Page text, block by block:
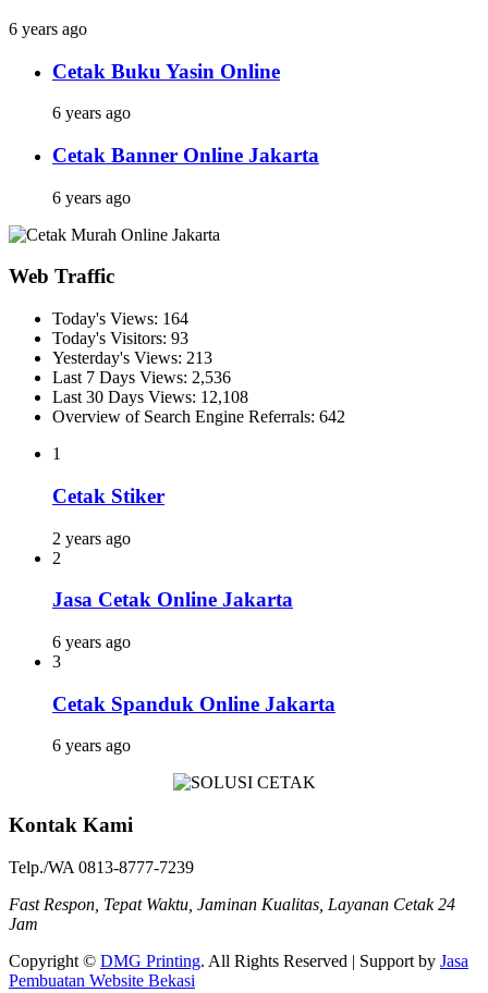
6 years ago
Cetak Buku Yasin Online
6 years ago
Cetak Banner Online Jakarta
6 years ago
Web Traffic
Today's Views: 164
Today's Visitors: 93
Yesterday's Views: 213
Last 7 Days Views: 2,536
Last 30 Days Views: 12,108
Overview of Search Engine Referrals: 642
1
Cetak Stiker
2 years ago
2
Jasa Cetak Online Jakarta
6 years ago
3
Cetak Spanduk Online Jakarta
6 years ago
Kontak Kami
Telp./WA 0813-8777-7239
Fast Respon, Tepat Waktu, Jaminan Kualitas, Layanan Cetak 24
Jam
Copyright © DMG Printing. All Rights Reserved | Support by Jasa
Pembuatan Website Bekasi